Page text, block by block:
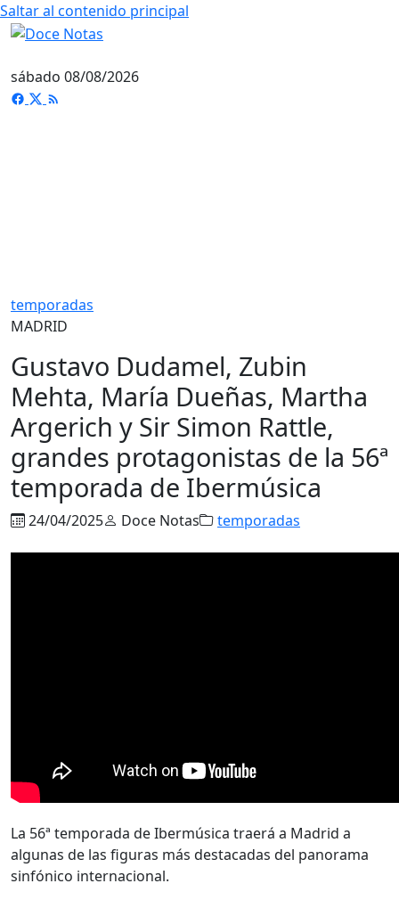
Saltar al contenido principal
sábado 08/08/2026
temporadas
MADRID
Gustavo Dudamel, Zubin
Mehta, María Dueñas, Martha
Argerich y Sir Simon Rattle,
grandes protagonistas de la 56ª
temporada de Ibermúsica
24/04/2025 Doce Notas temporadas
La 56ª temporada de Ibermúsica traerá a Madrid a
algunas de las figuras más destacadas del panorama
sinfónico internacional.